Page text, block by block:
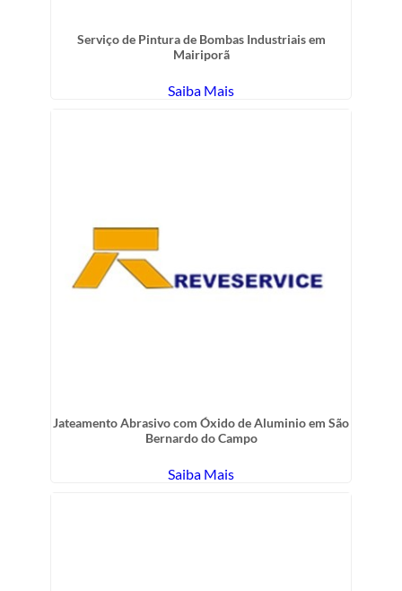
Serviço de Pintura de Bombas Industriais em
Mairiporã
Saiba Mais
Jateamento Abrasivo com Óxido de Aluminio em São
Bernardo do Campo
Saiba Mais